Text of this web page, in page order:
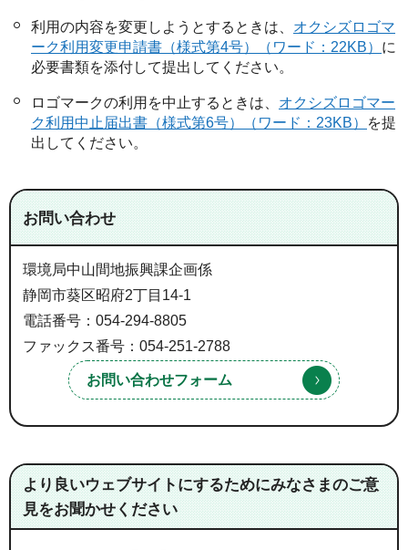
利用の内容を変更しようとするときは、 オクシズロゴマ
ーク利用変更申請書（様式第4号）（ワード：22KB） に
必要書類を添付して提出してください。
ロゴマークの利用を中止するときは、 オクシズロゴマー
ク利用中止届出書（様式第6号）（ワード：23KB）
を提
出してください。
お問い合わせ
環境局中山間地振興課企画係
静岡市葵区昭府2丁目14-1
電話番号：054-294-8805
ファックス番号：054-251-2788
より良いウェブサイトにするためにみなさまのご意
見をお聞かせください